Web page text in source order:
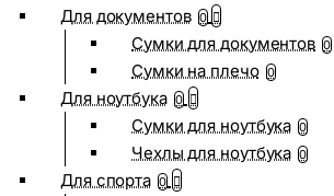
Для документов 0
Сумки для документов 0
Сумки на плечо 0
Для ноутбука 0
Сумки для ноутбука 0
Чехлы для ноутбука 0
Для спорта 0